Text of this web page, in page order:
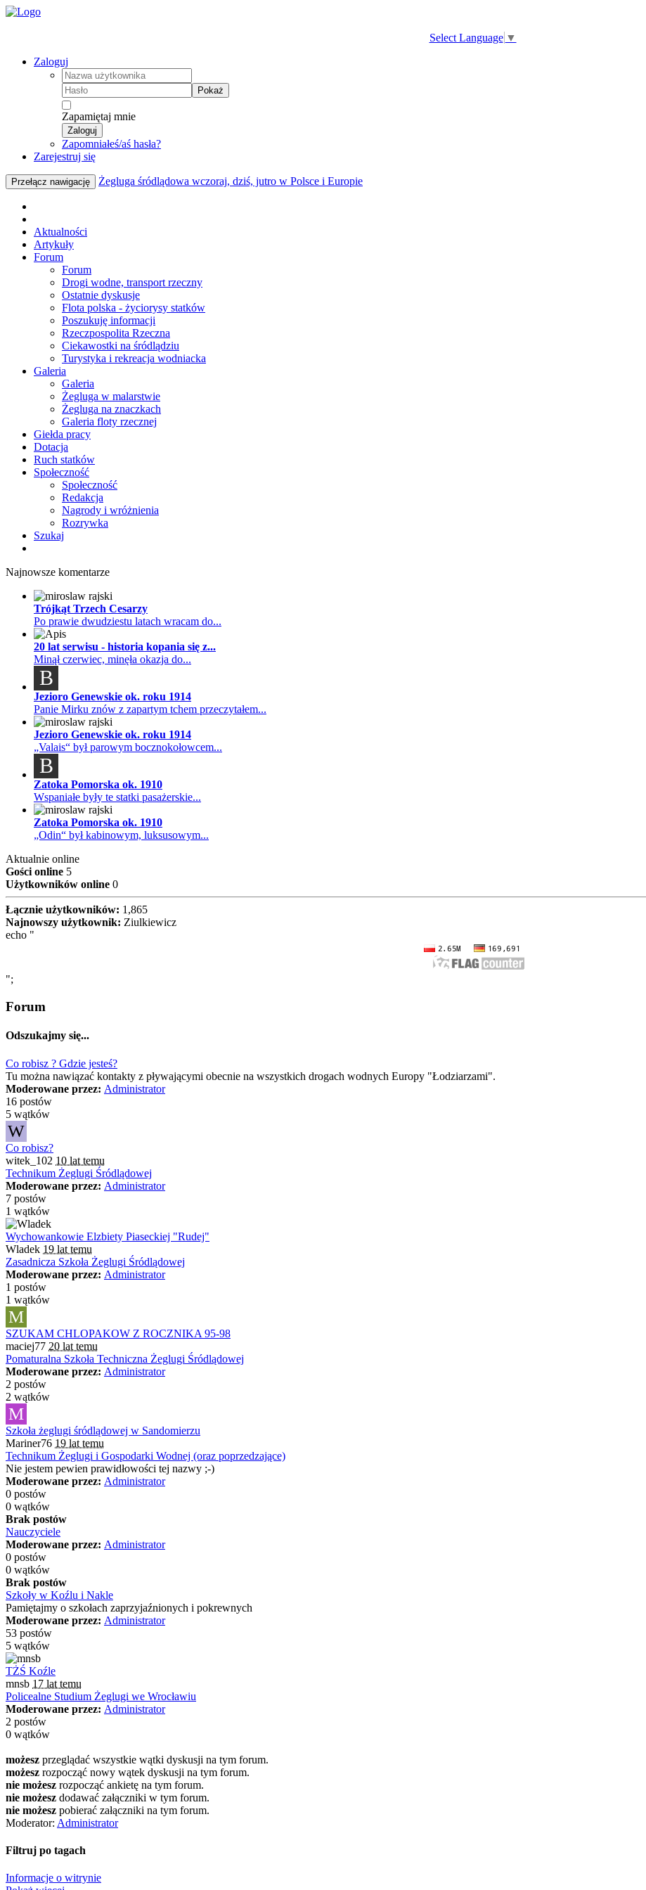
Select Language ▼
Zaloguj
Pokaż
Zapamiętaj mnie
Zaloguj
Zapomniałeś/aś hasła?
Zarejestruj się
Przełącz nawigację Żegluga śródlądowa wczoraj, dziś, jutro w Polsce i Europie
Aktualności
Artykuły
Forum
Forum
Drogi wodne, transport rzeczny
Ostatnie dyskusje
Flota polska - życiorysy statków
Poszukuję informacji
Rzeczpospolita Rzeczna
Ciekawostki na śródlądziu
Turystyka i rekreacja wodniacka
Galeria
Galeria
Żegluga w malarstwie
Żegluga na znaczkach
Galeria floty rzecznej
Giełda pracy
Dotacja
Ruch statków
Społeczność
Społeczność
Redakcja
Nagrody i wróżnienia
Rozrywka
Szukaj
Najnowsze komentarze
Trójkąt Trzech Cesarzy
Po prawie dwudziestu latach wracam do...
20 lat serwisu - historia kopania się z...
Minął czerwiec, minęła okazja do...
B
Jezioro Genewskie ok. roku 1914
Panie Mirku znów z zapartym tchem przeczytałem...
Jezioro Genewskie ok. roku 1914
„Valais“ był parowym bocznokołowcem...
B
Zatoka Pomorska ok. 1910
Wspaniałe były te statki pasażerskie...
Zatoka Pomorska ok. 1910
„Odin“ był kabinowym, luksusowym...
Aktualnie online
Gości online 5
Użytkowników online 0
Łącznie użytkowników: 1,865
Najnowszy użytkownik: Ziulkiewicz
echo "
";
Forum
Odszukajmy się...
Co robisz ? Gdzie jesteś?
Tu można nawiązać kontakty z pływającymi obecnie na wszystkich drogach wodnych Europy "Łodziarzami".
Moderowane przez: Administrator
16 postów
5 wątków
W
Co robisz?
witek_102 10 lat temu
Technikum Żeglugi Śródlądowej
Moderowane przez: Administrator
7 postów
1 wątków
Wychowankowie Elzbiety Piaseckiej "Rudej"
Wladek 19 lat temu
Zasadnicza Szkoła Żeglugi Śródlądowej
Moderowane przez: Administrator
1 postów
1 wątków
M
SZUKAM CHLOPAKOW Z ROCZNIKA 95-98
maciej77 20 lat temu
Pomaturalna Szkoła Techniczna Żeglugi Śródlądowej
Moderowane przez: Administrator
2 postów
2 wątków
M
Szkoła żeglugi śródlądowej w Sandomierzu
Mariner76 19 lat temu
Technikum Żeglugi i Gospodarki Wodnej (oraz poprzedzające)
Nie jestem pewien prawidłowości tej nazwy ;-)
Moderowane przez: Administrator
0 postów
0 wątków
Brak postów
Nauczyciele
Moderowane przez: Administrator
0 postów
0 wątków
Brak postów
Szkoły w Koźlu i Nakle
Pamiętajmy o szkołach zaprzyjaźnionych i pokrewnych
Moderowane przez: Administrator
53 postów
5 wątków
TŻŚ Koźle
mnsb 17 lat temu
Policealne Studium Żeglugi we Wrocławiu
Moderowane przez: Administrator
2 postów
0 wątków
możesz przeglądać wszystkie wątki dyskusji na tym forum.
możesz rozpocząć nowy wątek dyskusji na tym forum.
nie możesz rozpocząć ankietę na tym forum.
nie możesz dodawać załączniki w tym forum.
nie możesz pobierać załączniki na tym forum.
Moderator: Administrator
Filtruj po tagach
Informacje o witrynie